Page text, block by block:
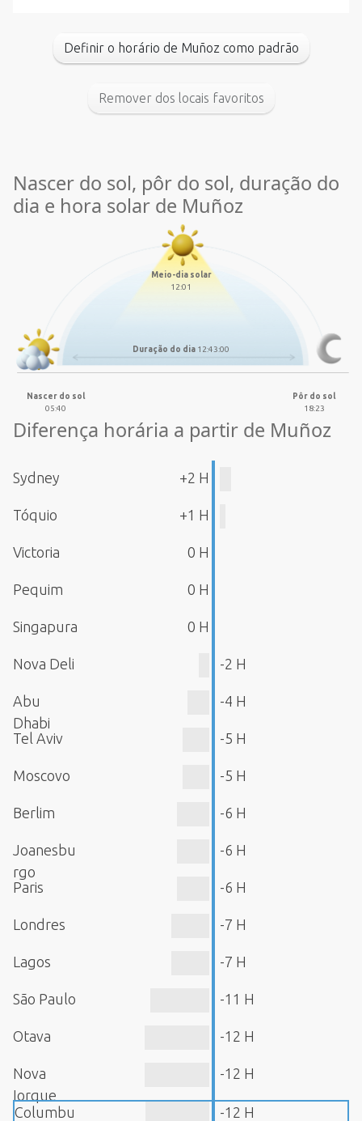
Definir o horário de Muñoz como padrão
Remover dos locais favoritos
Nascer do sol, pôr do sol, duração do
dia e hora solar de Muñoz
Meio-dia solar
12:01
Duração do dia 12:43:00
Nascer do sol
05:40
Pôr do sol
18:23
Diferença horária a partir de Muñoz
Sydney +2 H
Tóquio +1 H
Victoria 0 H
Pequim 0 H
Singapura 0 H
Nova Deli -2 H
Abu
Dhabi
-4 H
Tel Aviv -5 H
Moscovo -5 H
Berlim -6 H
Joanesbu
rgo
-6 H
Paris -6 H
Londres -7 H
Lagos -7 H
São Paulo -11 H
Otava -12 H
Nova
Iorque
-12 H
Columbu -12 H